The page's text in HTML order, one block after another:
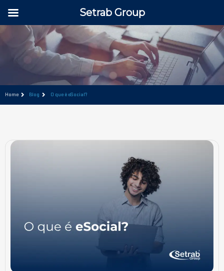
Home Blog O que é eSocial?
Setrab Group